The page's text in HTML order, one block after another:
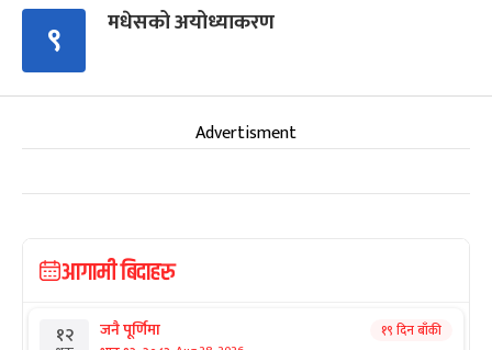
९ मधेसको अयोध्याकरण
Advertisment
आगामी बिदाहरु
१२ जनै पूर्णिमा १९ दिन बाँकी